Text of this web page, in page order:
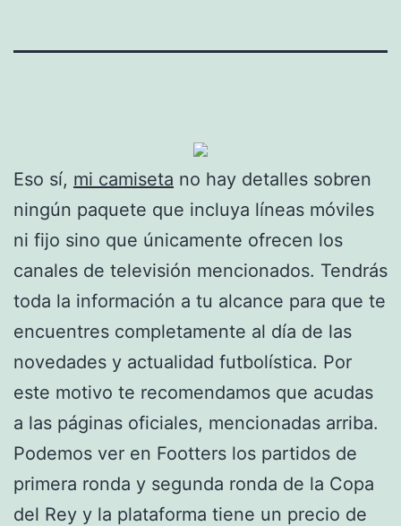
Eso sí, mi camiseta no hay detalles sobren
ningún paquete que incluya líneas móviles
ni fijo sino que únicamente ofrecen los
canales de televisión mencionados. Tendrás
toda la información a tu alcance para que te
encuentres completamente al día de las
novedades y actualidad futbolística. Por
este motivo te recomendamos que acudas
a las páginas oficiales, mencionadas arriba.
Podemos ver en Footters los partidos de
primera ronda y segunda ronda de la Copa
del Rey y la plataforma tiene un precio de